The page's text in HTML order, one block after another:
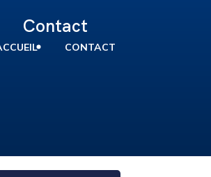
Contact
CONTACT